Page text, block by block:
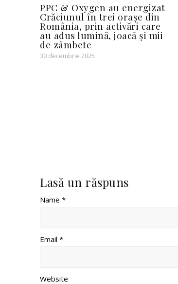
PPC & Oxygen au energizat
Crăciunul în trei orașe din
România, prin activări care
au adus lumină, joacă și mii
de zâmbete
30 decembrie 2025
Lasă un răspuns
Name *
Email *
Website